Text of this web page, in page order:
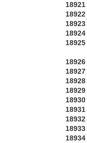
18921
18922
18923
18924
18925
18926
18927
18928
18929
18930
18931
18932
18933
18934